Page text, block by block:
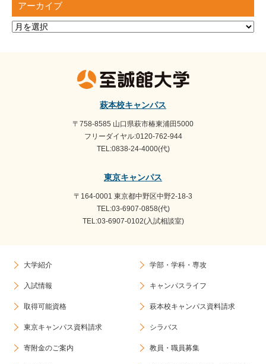
アーカイブ
ア
萩本校キャンパス
〒758-8585 山口県萩市椿東浦田5000
フリーダイヤル:0120-762-944
TEL:0838-24-4000(代)
東京キャンパス
〒164-0001 東京都中野区中野2-18-3
TEL:03-6907-0858(代)
TEL:03-6907-0102(入試相談室)
大学紹介 学部・学科・専攻
入試情報 キャンパスライフ
取得可能資格 萩本校キャンパス資料請求
東京キャンパス資料請求 シラバス
寄附金のご案内 教員・職員募集